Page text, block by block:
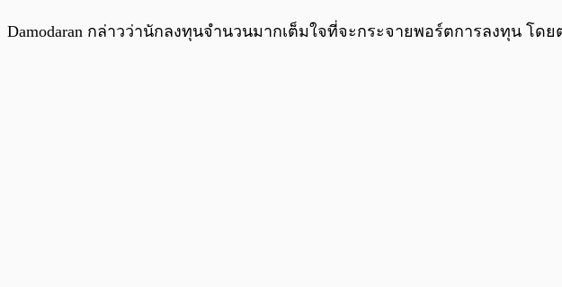
Damodaran กล่าวว่านักลงทุนจำนวนมากเต็มใจที่จะกระจายพอร์ตการลงทุน โด